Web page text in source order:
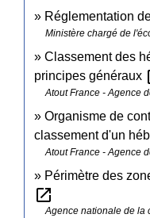
Réglementation
Ministère chargé de
Classement des
principes généraux
Atout France - Agence
Organisme de
classement d'un
Atout France - Agence
Périmètre des
open_in_new
Agence nationale de la